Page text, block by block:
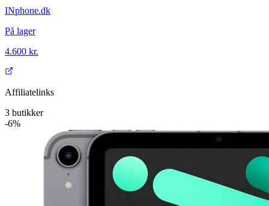
INphone.dk
På lager
4.600 kr.
Affiliatelinks
3 butikker
-6%